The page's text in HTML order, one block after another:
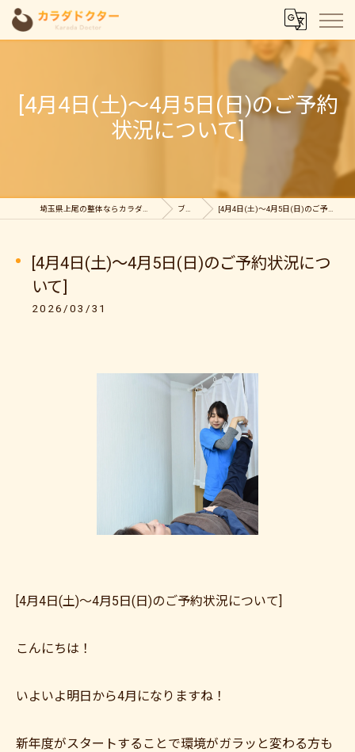
[4月4日(土)～4月5日(日)のご予約
状況について]
ブログ [4月4日(土)～4月5日(日)のご予約状況について]
[4月4日(土)～4月5日(日)のご予約状況につ
いて]
2026/03/31
[4月4日(土)～4月5日(日)のご予約状況について]
こんにちは！
いよいよ明日から4月になりますね！
新年度がスタートすることで環境がガラッと変わる方も